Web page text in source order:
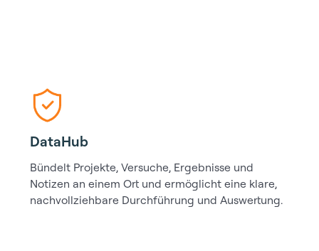
DataHub
Bündelt Projekte, Versuche, Ergebnisse und
Notizen an einem Ort und ermöglicht eine klare,
nachvollziehbare Durchführung und Auswertung.